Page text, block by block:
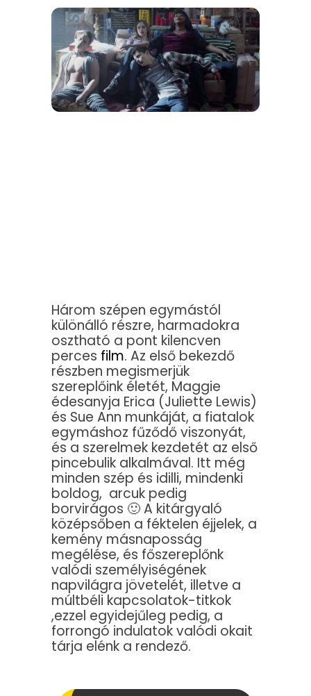
Három szépen egymástól
különálló részre, harmadokra
osztható a pont kilencven
perces film. Az első bekezdő
részben megismerjük
szereplőink életét, Maggie
édesanyja Erica (Juliette Lewis)
és Sue Ann munkáját, a fiatalok
egymáshoz fűződő viszonyát,
és a szerelmek kezdetét az első
pincebulik alkalmával. Itt még
minden szép és idilli, mindenki
boldog, arcuk pedig
borvirágos 🙂 A kitárgyaló
középsőben a féktelen éjjelek, a
kemény másnaposság
megélése, és főszereplőnk
valódi személyiségének
napvilágra jövetelét, illetve a
múltbéli kapcsolatok-titkok
,ezzel egyidejűleg pedig, a
forrongó indulatok valódi okait
tárja elénk a rendező.